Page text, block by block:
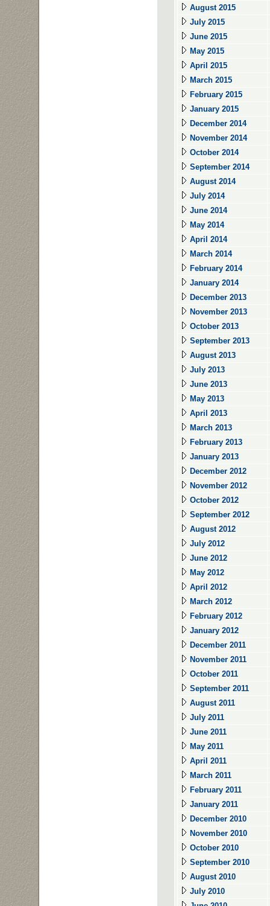
August 2015
July 2015
June 2015
May 2015
April 2015
March 2015
February 2015
January 2015
December 2014
November 2014
October 2014
September 2014
August 2014
July 2014
June 2014
May 2014
April 2014
March 2014
February 2014
January 2014
December 2013
November 2013
October 2013
September 2013
August 2013
July 2013
June 2013
May 2013
April 2013
March 2013
February 2013
January 2013
December 2012
November 2012
October 2012
September 2012
August 2012
July 2012
June 2012
May 2012
April 2012
March 2012
February 2012
January 2012
December 2011
November 2011
October 2011
September 2011
August 2011
July 2011
June 2011
May 2011
April 2011
March 2011
February 2011
January 2011
December 2010
November 2010
October 2010
September 2010
August 2010
July 2010